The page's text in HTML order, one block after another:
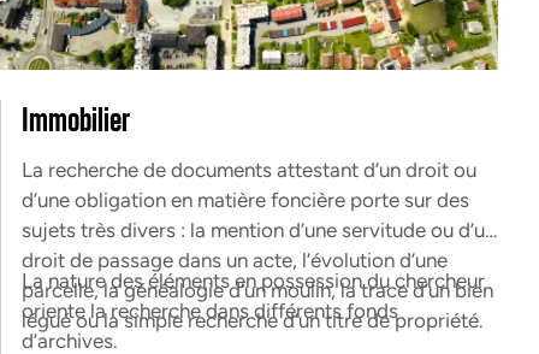
Immobilier
La recherche de documents attestant d’un droit ou
d’une obligation en matière foncière porte sur des
sujets très divers : la mention d’une servitude ou d’un
droit de passage dans un acte, l’évolution d’une
parcelle, la généalogie d’un moulin, la trace d’un bien
légué ou la simple recherche d’un titre de propriété.
La nature des éléments en possession du chercheur
oriente la recherche dans différents fonds
d’archives.